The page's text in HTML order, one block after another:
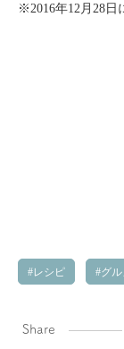
※2016年12月28日
レシピ グル
Share